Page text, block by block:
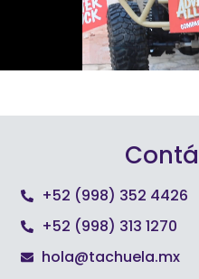
+52 (998) 352 4426
+52 (998) 313 1270
hola@tachuela.mx